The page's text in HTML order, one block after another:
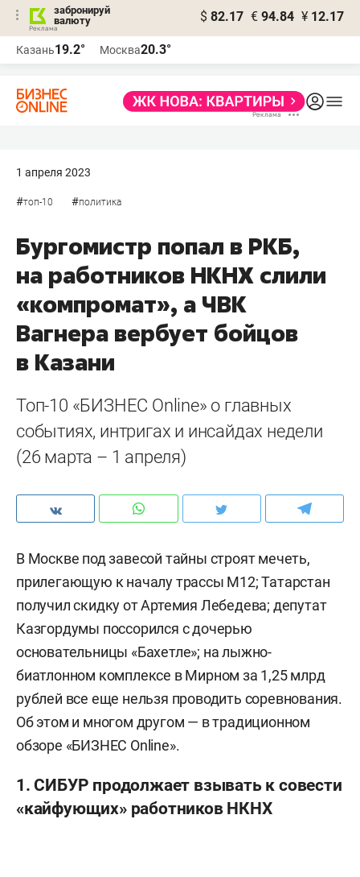
забронируй
валюту
$ 82.17 € 94.84 ¥ 12.17
Казань19.2° Москва20.3°
1 апреля 2023
#топ-10 #политика
Бургомистр попал в РКБ,
на работников НКНХ слили
«компромат», а ЧВК
Вагнера вербует бойцов
в Казани
Топ-10 «БИЗНЕС Online» о главных
событиях, интригах и инсайдах недели
(26 марта – 1 апреля)
В Москве под завесой тайны строят мечеть,
прилегающую к началу трассы М12; Татарстан
получил скидку от Артемия Лебедева; депутат
Казгордумы поссорился с дочерью
основательницы «Бахетле»; на лыжно-
биатлонном комплексе в Мирном за 1,25 млрд
рублей все еще нельзя проводить соревнования.
Об этом и многом другом — в традиционном
обзоре «БИЗНЕС Online».
1. СИБУР продолжает взывать к совести
«кайфующих» работников НКНХ